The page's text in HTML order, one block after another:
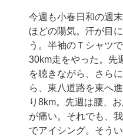
今週も小春日和の週
ほどの陽気。汗が目
う。半袖のＴシャツ
30km走をやった。先
を聴きながら、さら
ら、東八道路を東へ
り8km。先週は腰、
が痛い。それでも、
でアイシング。そう